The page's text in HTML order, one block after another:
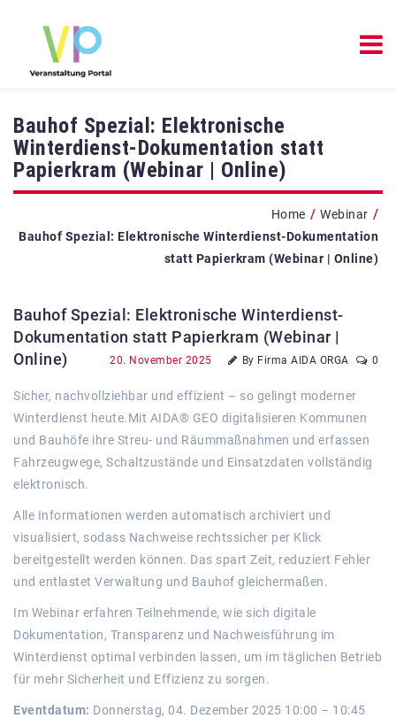
Bauhof Spezial: Elektronische
Winterdienst-Dokumentation statt
Papierkram (Webinar | Online)
Home / Webinar /
Bauhof Spezial: Elektronische Winterdienst-Dokumentation
statt Papierkram (Webinar | Online)
Bauhof Spezial: Elektronische Winterdienst-
Dokumentation statt Papierkram (Webinar |
Online)
20. November 2025 By Firma AIDA ORGA 0
Sicher, nachvollziehbar und effizient – so gelingt moderner
Winterdienst heute.Mit AIDA® GEO digitalisieren Kommunen
und Bauhöfe ihre Streu- und Räummaßnahmen und erfassen
Fahrzeugwege, Schaltzustände und Einsatzdaten vollständig
elektronisch.
Alle Informationen werden automatisch archiviert und
visualisiert, sodass Nachweise rechtssicher per Klick
bereitgestellt werden können. Das spart Zeit, reduziert Fehler
und entlastet Verwaltung und Bauhof gleichermaßen.
Im Webinar erfahren Teilnehmende, wie sich digitale
Dokumentation, Transparenz und Nachweisführung im
Winterdienst optimal verbinden lassen, um im täglichen Betrieb
für mehr Sicherheit und Effizienz zu sorgen.
Eventdatum: Donnerstag, 04. Dezember 2025 10:00 – 10:45